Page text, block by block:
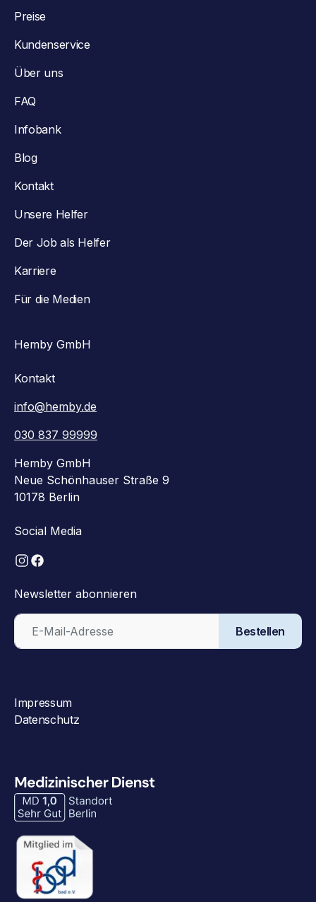
Preise
Kundenservice
Über uns
FAQ
Infobank
Blog
Kontakt
Unsere Helfer
Der Job als Helfer
Karriere
Für die Medien
Hemby GmbH
Kontakt
info@hemby.de
030 837 99999
Hemby GmbH
Neue Schönhauser Straße 9
10178 Berlin
Social Media
Newsletter abonnieren
Bestellen
Impressum
Datenschutz